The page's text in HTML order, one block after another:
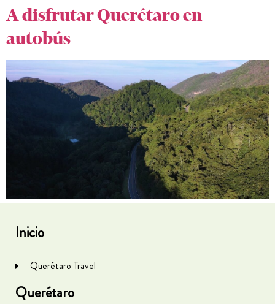
A disfrutar Querétaro en
autobús
Inicio
Querétaro Travel
Querétaro